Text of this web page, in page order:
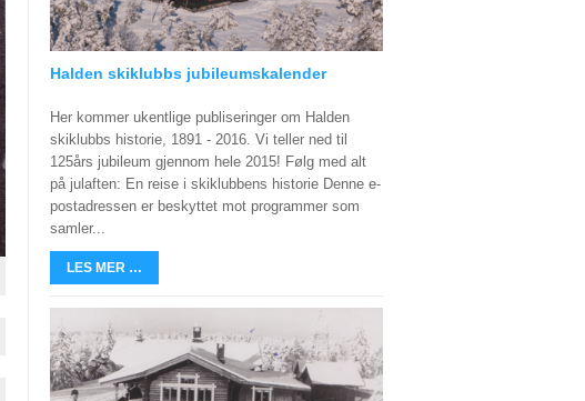
Halden skiklubbs jubileumskalender
Her kommer ukentlige publiseringer om Halden
skiklubbs historie, 1891 - 2016. Vi teller ned til
125års jubileum gjennom hele 2015! Følg med alt
på julaften: En reise i skiklubbens historie Denne e-
postadressen er beskyttet mot programmer som
samler...
LES MER …